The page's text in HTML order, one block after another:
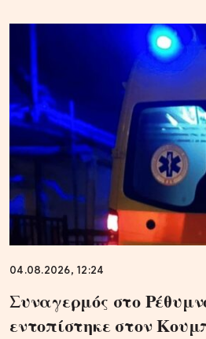
04.08.2026, 12:24
Συναγερμός στο
εντοπίστηκε στον